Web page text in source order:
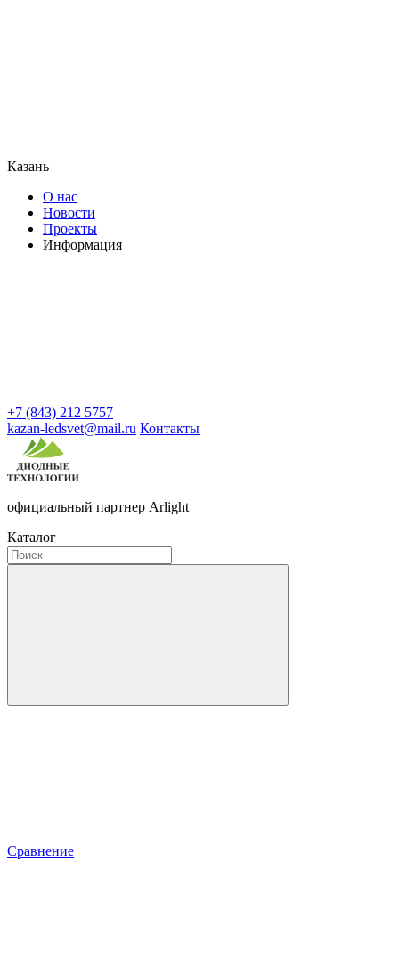
Казань
О нас
Новости
Проекты
Информация
+7 (843) 212 5757
kazan-ledsvet@mail.ru Контакты
официальный партнер Arlight
Каталог
Сравнение